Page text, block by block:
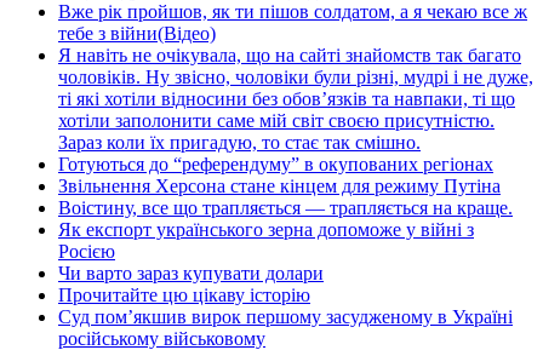
Вже рік пройшов, як ти пішов солдатом, а я чекаю все ж
тебе з війни(Відео)
Я навіть не очікувала, що на сайті знайомств так багато
чоловіків. Ну звісно, чоловіки були різні, мудрі і не дуже,
ті які хотіли відносини без обов’язків та навпаки, ті що
хотіли заполонити саме мій світ своєю присутністю.
Зараз коли їх пригадую, то стає так смішно.
Готуються до “референдуму” в окупованих регіонах
Звільнення Херсона стане кінцем для режиму Путіна
Воістину, все що трапляється — трапляється на краще.
Як експорт українського зерна допоможе у війні з
Росією
Чи варто зараз купувати долари
Прочитайте цю цікаву історію
Суд пом’якшив вирок першому засудженому в Україні
російському військовому